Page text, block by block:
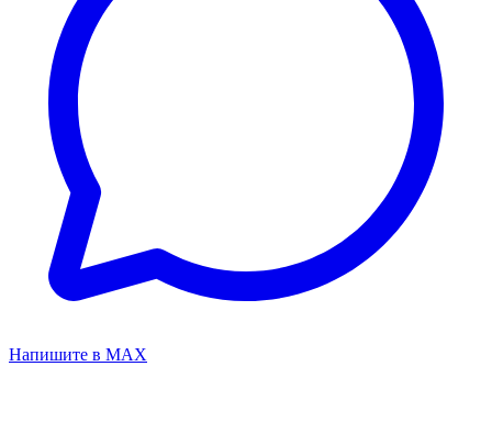
Напишите в MAX